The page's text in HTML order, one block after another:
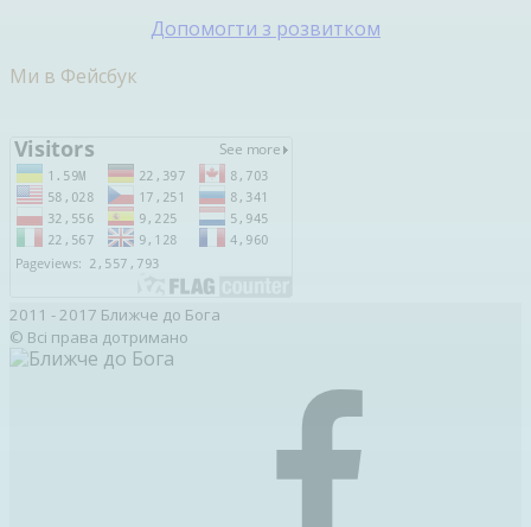
Допомогти з розвитком
Ми в Фейсбук
2011 - 2017 Ближче до Бога
© Всі права дотримано